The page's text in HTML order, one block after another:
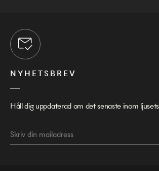
NYHETSBREV
Håll dig uppdaterad om det senaste inom